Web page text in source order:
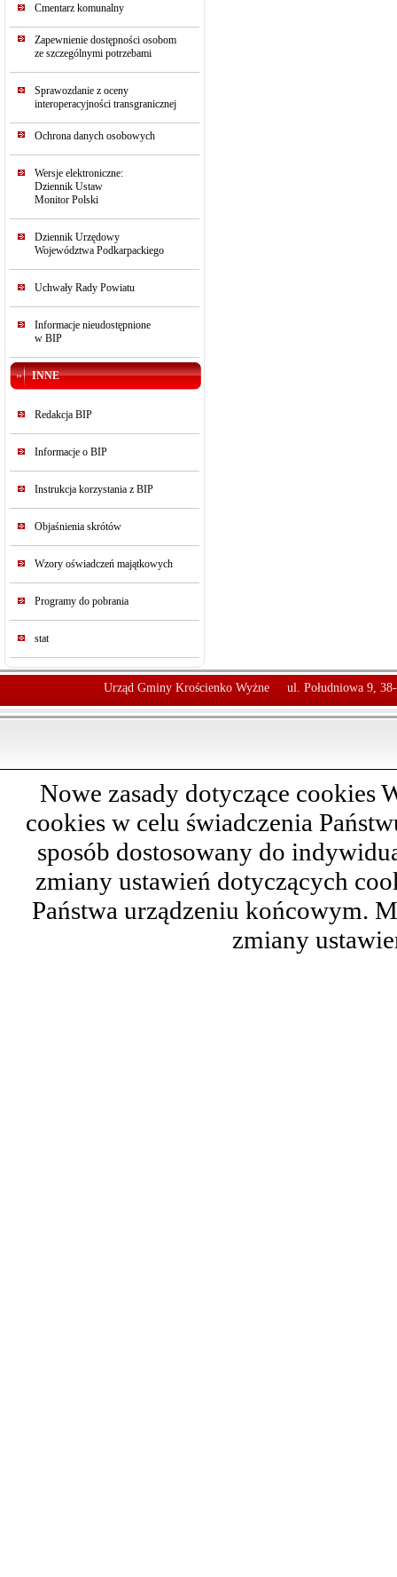
Cmentarz komunalny
Zapewnienie dostępności osobom
ze szczególnymi potrzebami
Sprawozdanie z oceny
interoperacyjności transgranicznej
Ochrona danych osobowych
Wersje elektroniczne:
Dziennik Ustaw
Monitor Polski
Dziennik Urzędowy
Województwa Podkarpackiego
Uchwały Rady Powiatu
Informacje nieudostępnione
w BIP
INNE
Redakcja BIP
Informacje o BIP
Instrukcja korzystania z BIP
Objaśnienia skrótów
Wzory oświadczeń majątkowych
Programy do pobrania
stat
Urząd Gminy Krościenko Wyżne ul. Południowa 9,
Nowe zasady dotyczące cookies
cookies w celu świadczenia
sposób dostosowany do
zmiany ustawień dotyczących
Państwa urządzeniu końcowym.
zmiany